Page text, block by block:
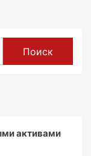
Поиск
активами